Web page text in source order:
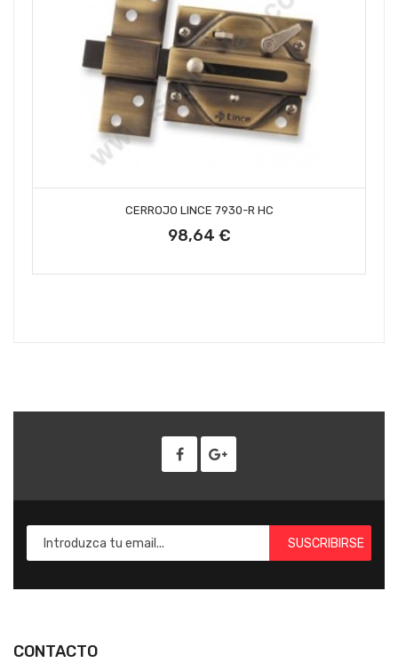
AÑADIR AL CARRITO
CERROJO LINCE 7930-R HC
98,64 €
SUSCRIBIRSE
CONTACTO